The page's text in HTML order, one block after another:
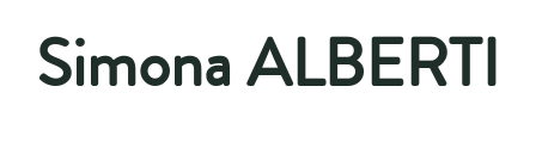
Simona ALBERTI